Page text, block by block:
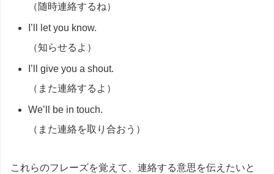
（随時連絡するね）
I’ll let you know.
（知らせるよ）
I’ll give you a shout.
（また連絡するよ）
We’ll be in touch.
（また連絡を取り合おう）
これらのフレーズを覚えて、連絡する意思を伝えたいと